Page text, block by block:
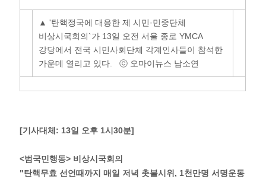
▲ '탄핵정국에 대응한 제 시민·민중단체
비상시국회의`가 13일 오전 서울 종로 YMCA
강당에서 전국 시민사회단체 각계인사들이 참석한
가운데 열리고 있다. ⓒ 오마이뉴스 남소연
[기사대체: 13일 오후 1시30분]
<범국민행동> 비상시국회의
"탄핵무효 선언때까지 매일 저녁 촛불시위, 1천만명 서명운동